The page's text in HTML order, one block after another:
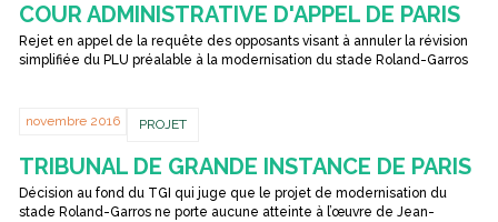
COUR ADMINISTRATIVE D'APPEL DE PARIS
Rejet en appel de la requête des opposants visant à annuler la révision
simplifiée du PLU préalable à la modernisation du stade Roland-Garros
novembre 2016 PROJET
TRIBUNAL DE GRANDE INSTANCE DE PARIS
Décision au fond du TGI qui juge que le projet de modernisation du
stade Roland-Garros ne porte aucune atteinte à l’œuvre de Jean-